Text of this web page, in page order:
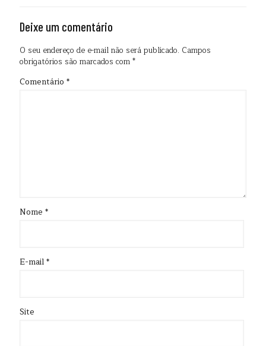
Deixe um comentário
O seu endereço de e-mail não será publicado. Campos
obrigatórios são marcados com*
Comentário *
Nome *
E-mail*
Site